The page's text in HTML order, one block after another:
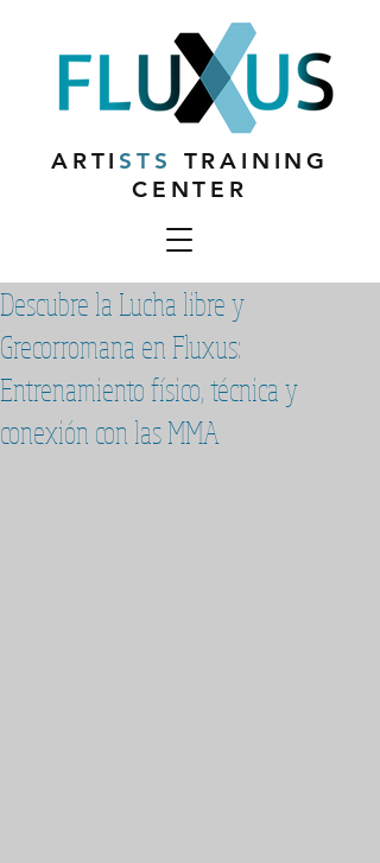
ARTISTS
TRAINING
CENTER
Descubre la Lucha libre y
Grecorromana en Fluxus:
Entrenamiento físico, técnica y
conexión con las MMA